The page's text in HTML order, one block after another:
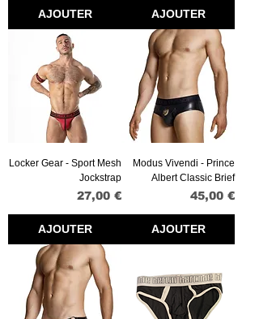
AJOUTER AJOUTER
Locker Gear - Sport Mesh
Jockstrap
Prix
27,00 €
AJOUTER
Modus Vivendi - Prince
Albert Classic Brief
Prix
45,00 €
AJOUTER